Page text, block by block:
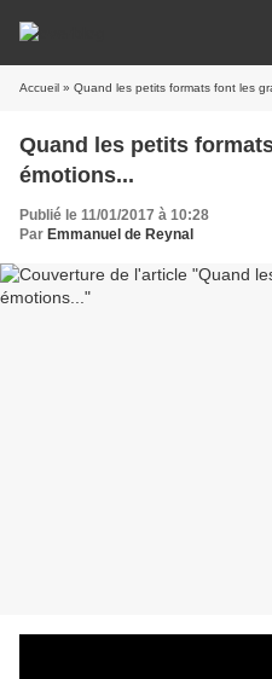
Accueil » Quand les petits formats font les
Quand les petits
émotions...
Publié le 11/01/2017 à 10:28
Par Emmanuel de Reynal